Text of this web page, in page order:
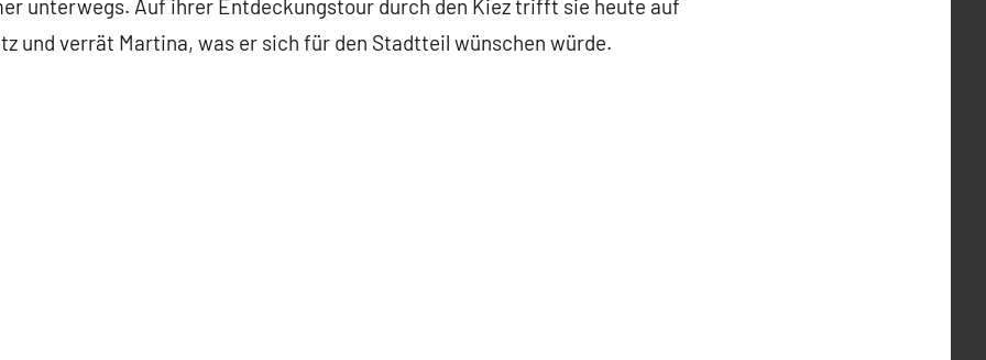
unterwegs. Auf ihrer Entdeckungstour durch den Kiez trifft sie heute auf
und verrät Martina, was er sich für den Stadtteil wünschen würde.